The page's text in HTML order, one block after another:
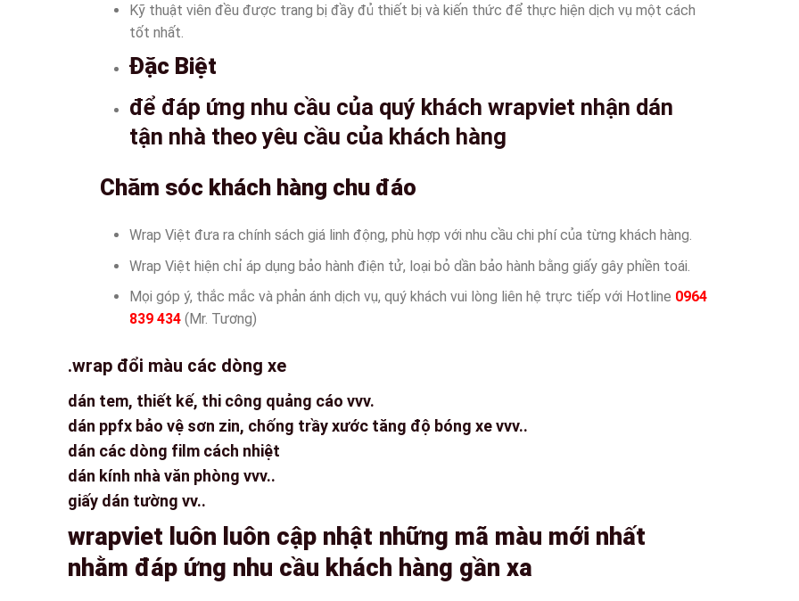
Kỹ thuật viên đều được trang bị đầy đủ thiết bị và kiến thức để thực hiện dịch vụ một cách
tốt nhất.
Đặc Biệt
để đáp ứng nhu cầu của quý khách wrapviet nhận dán
tận nhà theo yêu cầu của khách hàng
Chăm sóc khách hàng chu đáo
Wrap Việt đưa ra chính sách giá linh động, phù hợp với nhu cầu chi phí của từng khách hàng.
Wrap Việt hiện chỉ áp dụng bảo hành điện tử, loại bỏ dần bảo hành bằng giấy gây phiền toái.
Mọi góp ý, thắc mắc và phản ánh dịch vụ, quý khách vui lòng liên hệ trực tiếp với Hotline 0964
839 434 (Mr. Tương)
.wrap đổi màu các dòng xe
dán tem, thiết kế, thi công quảng cáo vvv.
dán ppfx bảo vệ sơn zin, chống trầy xước tăng độ bóng xe vvv..
dán các dòng film cách nhiệt
dán kính nhà văn phòng vvv..
giấy dán tường vv..
wrapviet luôn luôn cập nhật những mã màu mới nhất
nhằm đáp ứng nhu cầu khách hàng gần xa